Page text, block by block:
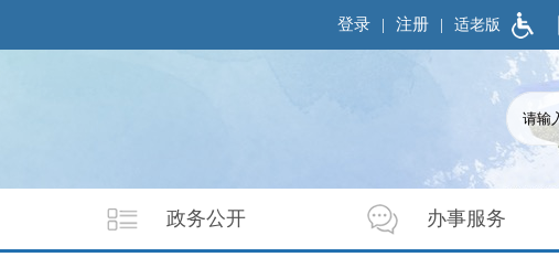
适老版
登录 | 注册 |
政务公开 办事服务